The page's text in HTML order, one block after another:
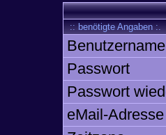
:: benötigte Angaben :.
Passwort
Passwort
eMail-Adresse